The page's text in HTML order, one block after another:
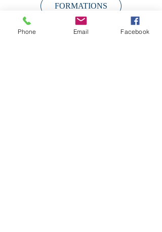
FORMATIONS
TENERIFE RETRAITES BIEN-
ÊTRE
Phone Email Facebook